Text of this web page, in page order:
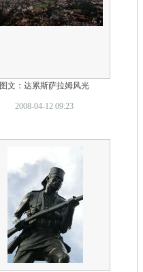
图文：达累斯萨拉姆风光
2008-04-12 09:23